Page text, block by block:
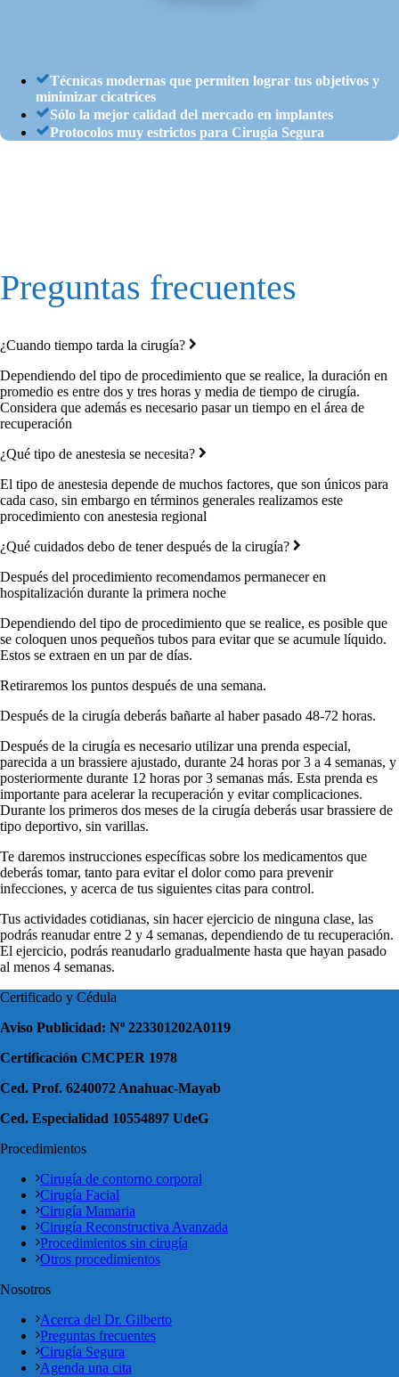
Técnicas modernas que permiten lograr tus objetivos y
minimizar cicatrices
Sólo la mejor calidad del mercado en implantes
Protocolos muy estrictos para Cirugía Segura
Preguntas frecuentes
¿Cuando tiempo tarda la cirugía?
Dependiendo del tipo de procedimiento que se realice, la duración en
promedio es entre dos y tres horas y media de tiempo de cirugía.
Considera que además es necesario pasar un tiempo en el área de
recuperación
¿Qué tipo de anestesia se necesita?
El tipo de anestesia depende de muchos factores, que son únicos para
cada caso, sin embargo en términos generales realizamos este
procedimiento con anestesia regional
¿Qué cuidados debo de tener después de la cirugía?
Después del procedimiento recomendamos permanecer en
hospitalización durante la primera noche
Dependiendo del tipo de procedimiento que se realice, es posible que
se coloquen unos pequeños tubos para evitar que se acumule líquido.
Estos se extraen en un par de días.
Retiraremos los puntos después de una semana.
Después de la cirugía deberás bañarte al haber pasado 48-72 horas.
Después de la cirugía es necesario utilizar una prenda especial,
parecida a un brassiere ajustado, durante 24 horas por 3 a 4 semanas, y
posteriormente durante 12 horas por 3 semanas más. Esta prenda es
importante para acelerar la recuperación y evitar complicaciones.
Durante los primeros dos meses de la cirugía deberás usar brassiere de
tipo deportivo, sin varillas.
Te daremos instrucciones específicas sobre los medicamentos que
deberás tomar, tanto para evitar el dolor como para prevenir
infecciones, y acerca de tus siguientes citas para control.
Tus actividades cotidianas, sin hacer ejercicio de ninguna clase, las
podrás reanudar entre 2 y 4 semanas, dependiendo de tu recuperación.
El ejercicio, podrás reanudarlo gradualmente hasta que hayan pasado
al menos 4 semanas.
Certificado y Cédula
Aviso Publicidad: Nº 223301202A0119
Certificación CMCPER 1978
Ced. Prof. 6240072 Anahuac-Mayab
Ced. Especialidad 10554897 UdeG
Procedimientos
Cirugía de contorno corporal
Cirugía Facial
Cirugía Mamaria
Cirugía Reconstructiva Avanzada
Procedimientos sin cirugía
Otros procedimientos
Nosotros
Acerca del Dr. Gilberto
Preguntas frecuentes
Cirugía Segura
Agenda una cita